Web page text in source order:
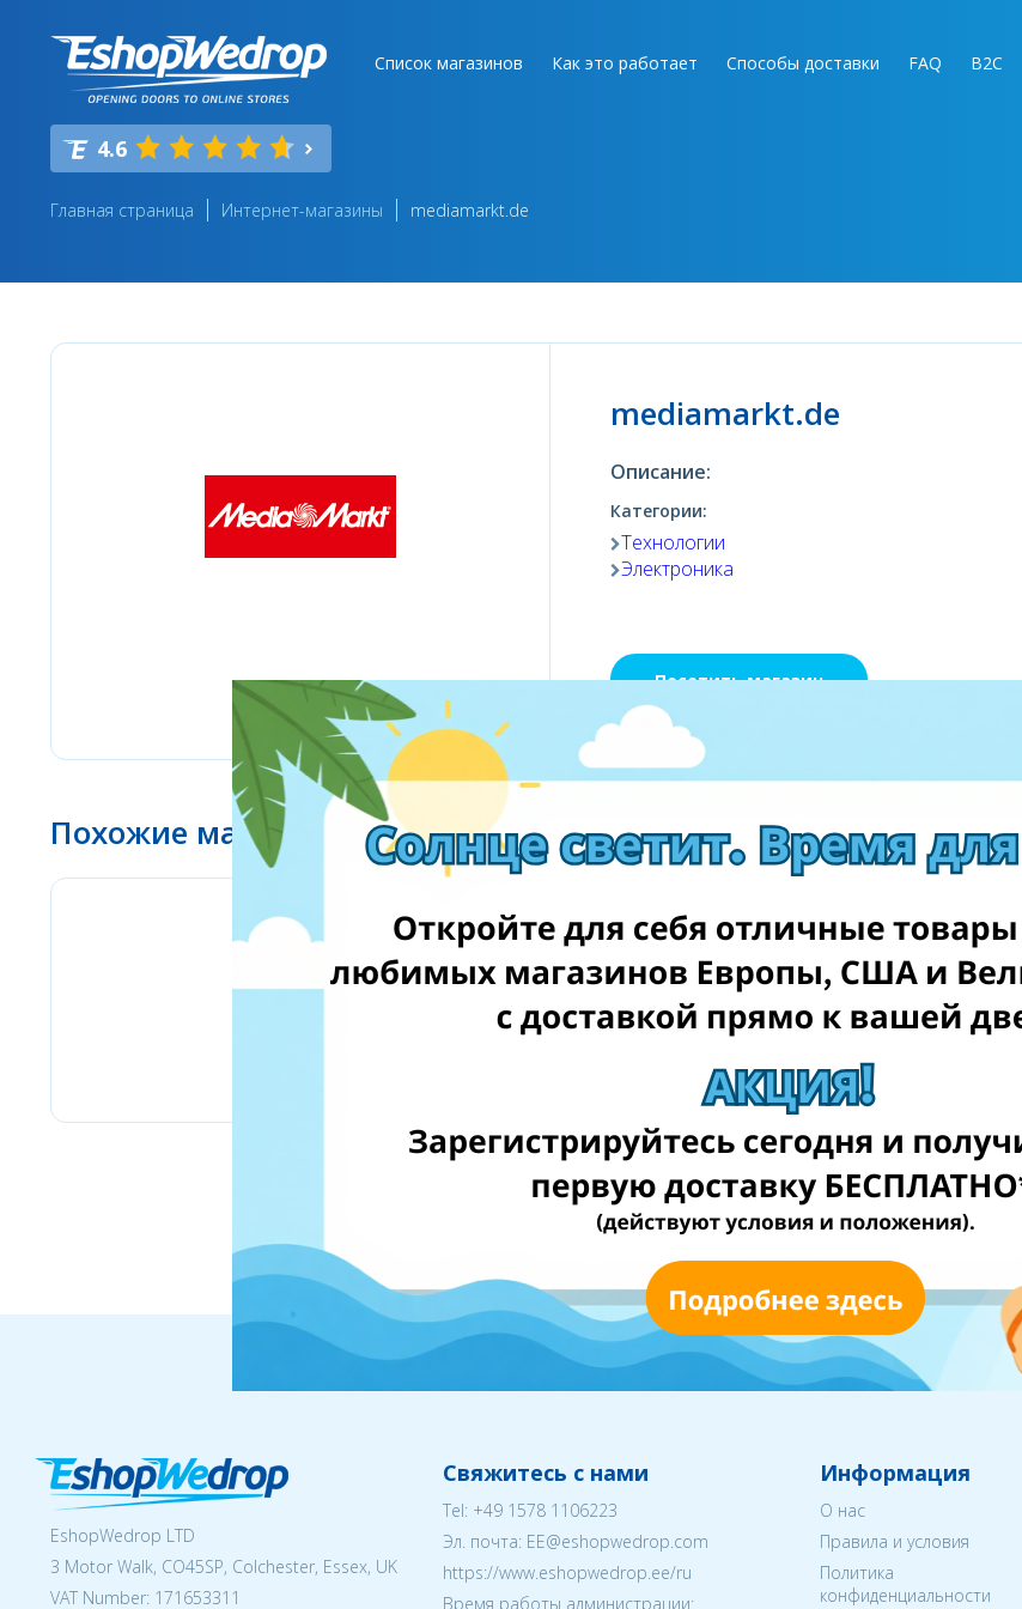
Список магазинов Как это работает Способы доставки FAQ B2C
4.6
Главная страница Интернет-магазины mediamarkt.de
mediamarkt.de
Описание:
Категории:
Технологии
Электроника
Посетить магазин
Похожие магазины
EshopWedrop LTD
3 Motor Walk, CO45SP, Colchester, Essex, UK
VAT Number: 171653311
Свяжитесь с нами
Tel: +49 1578 1106223
Эл. почта: EE@eshopwedrop.com
https://www.eshopwedrop.ee/ru
Время работы администрации:
Информация
О нас
Правила и условия
Политика
конфиденциальности